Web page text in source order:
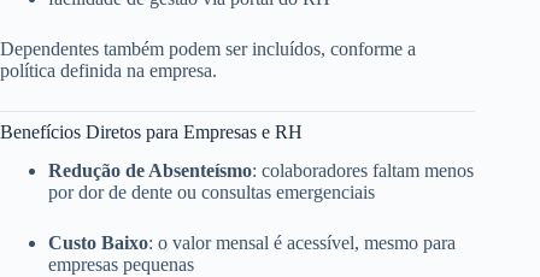
Dependentes também podem ser incluídos, conforme a
política definida na empresa.
Benefícios Diretos para Empresas e RH
Redução de Absenteísmo: colaboradores faltam menos
por dor de dente ou consultas emergenciais
Custo Baixo: o valor mensal é acessível, mesmo para
empresas pequenas